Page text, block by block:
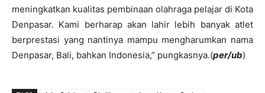
meningkatkan kualitas pembinaan olahraga pelajar di Kota
Denpasar. Kami berharap akan lahir lebih banyak atlet
berprestasi yang nantinya mampu mengharumkan nama
Denpasar, Bali, bahkan Indonesia,” pungkasnya.(per/ub)